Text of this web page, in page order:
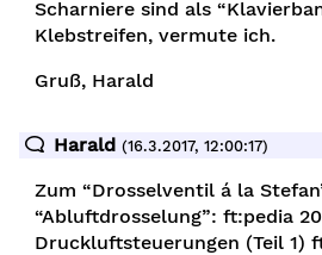
Scharniere sind als
Klebstreifen, vermute ich.
Gruß, Harald
Harald (16.3.2017, 12:00:17)
Zum “Drosselventil á la
“Abluftdrosselung”: ft:pedia
Druckluftsteuerungen (Teil 1)